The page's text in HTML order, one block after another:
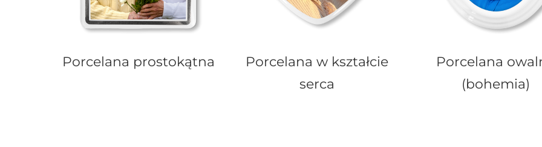
Porcelana prostokątna
Porcelana w kształcie
serca
Porcelana
(bohemia)